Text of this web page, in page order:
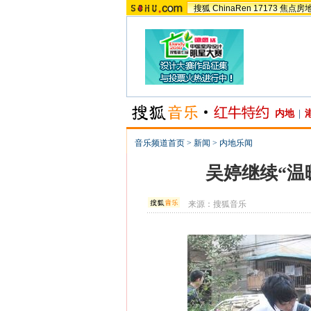
搜狐 ChinaRen 17173 焦点房
内地
音乐频道首页 > 新闻 > 内地乐闻
吴婷继续“
来源：搜狐音乐